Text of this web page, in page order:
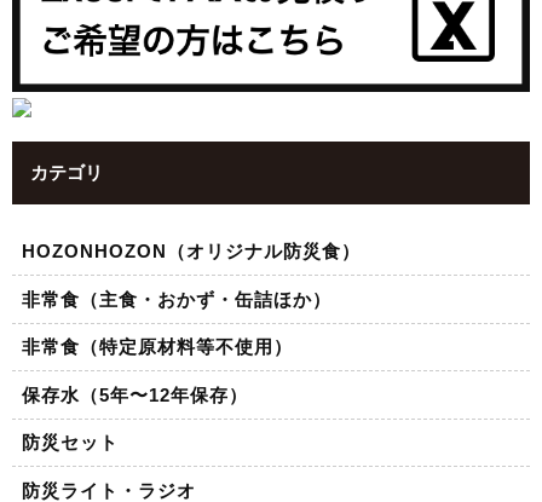
カテゴリ
HOZONHOZON（オリジナル防災食）
非常食（主食・おかず・缶詰ほか）
非常食（特定原材料等不使用）
保存水（5年〜12年保存）
防災セット
防災ライト・ラジオ